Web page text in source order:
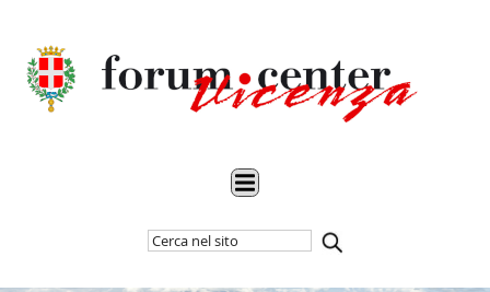
Cerca
nel
Inizia